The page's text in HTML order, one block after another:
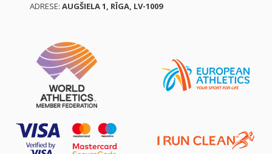
ADRESE: AUGŠIELA 1, RĪGA, LV-1009